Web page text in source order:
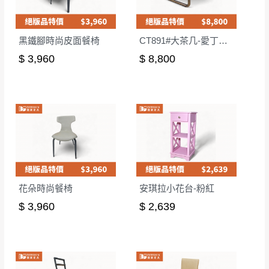
黑鐵腳時尚皮面餐椅
$ 3,960
CT891#大茶几-愛丁堡灰
$ 8,800
花朵時尚餐椅
$ 3,960
安琪拉小花台-粉紅
$ 2,639